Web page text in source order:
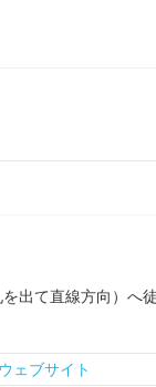
出て直線方向）へ
ェブサイト